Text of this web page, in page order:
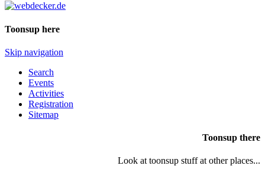
Toonsup here
Skip navigation
Search
Events
Activities
Registration
Sitemap
Toonsup there
Look at toonsup stuff at other places...